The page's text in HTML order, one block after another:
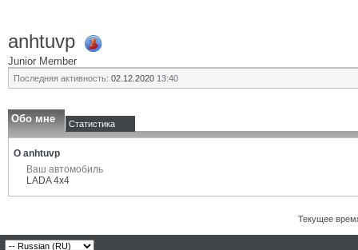
anhtuvp
Junior Member
Последняя активность: 02.12.2020 13:40
Обо мне Статистика
О anhtuvp
Ваш автомобиль
LADA 4x4
Текущее